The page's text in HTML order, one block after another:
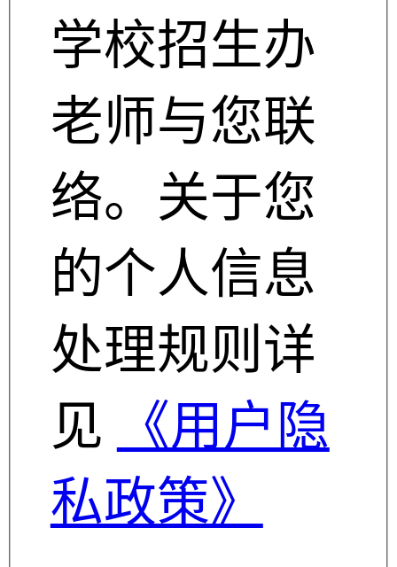
学校招生办
老师与您联
络。关于您
的个人信息
处理规则详
见
《用户隐
私政策》